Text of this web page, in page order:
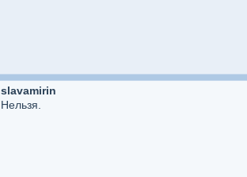
slavamirin
Нельзя.